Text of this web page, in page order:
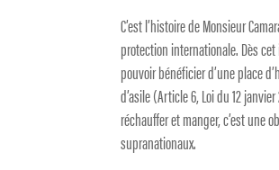
C’est l’histoire de Monsieur
protection internationale. Dès
pouvoir bénéficier d’une place
d’asile (Article 6, Loi du 12
réchauffer et manger, c’est
supranationaux.